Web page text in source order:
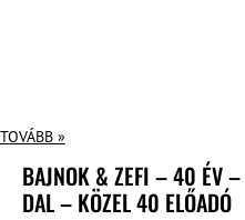
TOVÁBB »
BAJNOK & ZEFI – 40 ÉV
DAL – KÖZEL 40 ELŐADÓ